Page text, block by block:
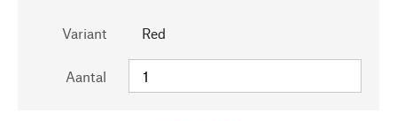
Variant Red
Aantal